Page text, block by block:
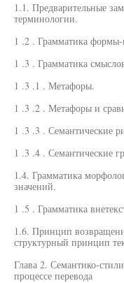
1.1. Предварительные
терминологии.
1 .2 . Грамматика
1 .3 . Грамматика
1 .3 .1 . Метафоры.
1 .3 .2 . Метафоры и
1 .3 .3 . Семантические
1 .3 .4 . Семантические
1.4. Грамматика
значений.
1 .5 . Грамматика
1.6. Принцип
структурный принцип
Глава 2. Семантико-
процессе перевода